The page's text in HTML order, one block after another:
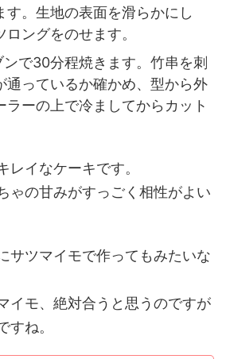
す。生地の表面を滑らかにし
ングをのせます。
で30分程焼きます。竹串を刺
通っているか確かめ、型から外
ラーの上で冷ましてからカット
レイなケーキです。
ゃの甘みがすっごく相性がよい
サツマイモで作ってもみたいな
イモ、絶対合うと思うのですが
すね。